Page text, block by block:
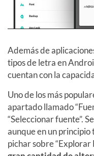
Además de
tipos de letra en
cuentan con la
Uno de los más
apartado llamado
“Seleccionar fuente”.
aunque en un principio
pichar sobre “Explorar